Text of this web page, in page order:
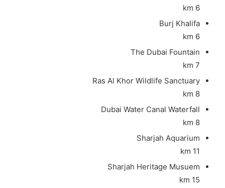
6 km
Burj Khalifa
6 km
The Dubai Fountain
7 km
Ras Al Khor Wildlife Sanctuary
8 km
Dubai Water Canal Waterfall
8 km
Sharjah Aquarium
11 km
Sharjah Heritage Musuem
15 km